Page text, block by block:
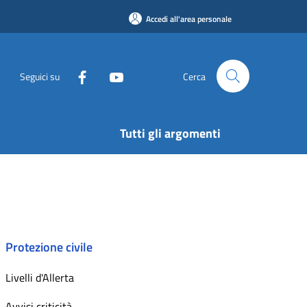
Accedi all'area personale
Seguici su Cerca
Tutti gli argomenti
Protezione civile
Livelli d'Allerta